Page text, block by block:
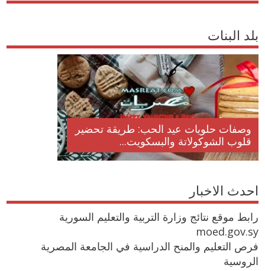
بلد البنات
وصفات حلويات عيد الحب: طريقة تحضير
قلوب الشوكولاتة والبسكويت...
احدث الاخبار
رابط موقع نتائج وزارة التربية والتعليم السورية
moed.gov.sy
فرص التعليم والمنح الدراسية في الجامعة المصرية
الروسية